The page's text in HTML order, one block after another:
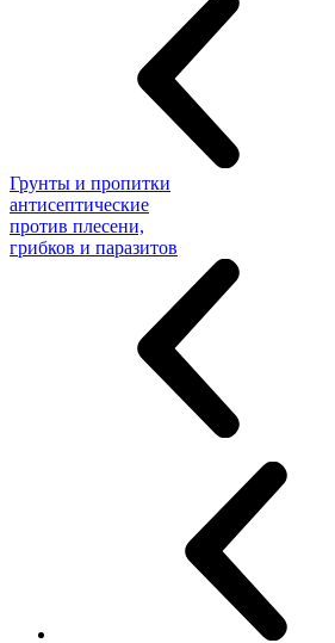
Грунты и пропитки
антисептические
против плесени,
грибков и паразитов